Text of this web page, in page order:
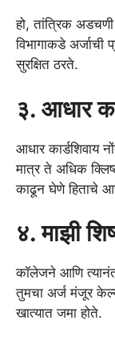
हो, तांत्रिक
विभागाकडे
सुरक्षित ठरते.
३. आधार
आधार कार्डशिवाय
मात्र ते अधिक
काढून घेणे हिताचे
४. माझी
कॉलेजने आणि
तुमचा अर्ज मंजूर
खात्यात जमा होते.